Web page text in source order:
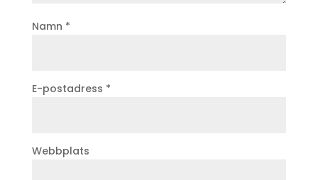
Namn *
E-postadress *
Webbplats